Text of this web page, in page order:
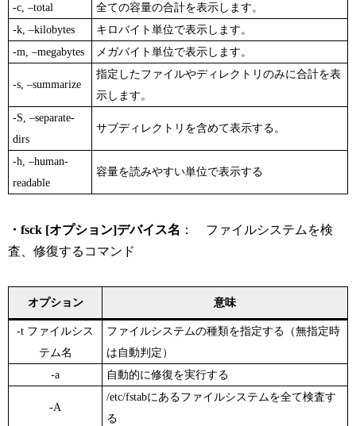
-c, –total
全ての容量の合計を表示します。
-k, –kilobytes
キロバイト単位で表示します。
-m, –megabytes
メガバイト単位で表示します。
-s, –summarize
指定したファイルやディレクトリのみに合計を表
示します。
-S, –separate-
dirs
サブディレクトリを含めて表示する。
-h, –human-
readable
容量を読みやすい単位で表示する
・fsck [オプション]デバイス名 ： ファイルシステムを検
査、修復するコマンド
オプション 意味
-t ファイルシス
テム名
ファイルシステムの種類を指定する（無指定時
は自動判定）
-a
自動的に修復を実行する
-A
/etc/fstabにあるファイルシステムを全て検査す
る